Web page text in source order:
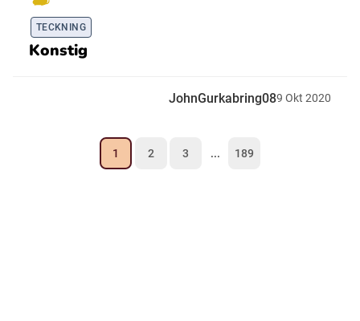
TECKNING
Konstig
JohnGurkabring089 Okt 2020
1 2 3 ... 189